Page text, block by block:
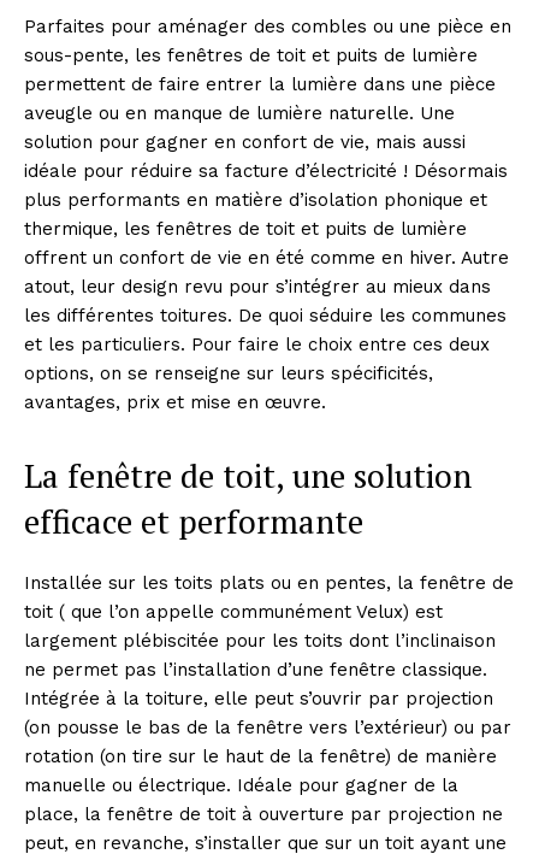
Parfaites pour aménager des combles ou une pièce en
sous-pente, les fenêtres de toit et puits de lumière
permettent de faire entrer la lumière dans une pièce
aveugle ou en manque de lumière naturelle. Une
solution pour gagner en confort de vie, mais aussi
idéale pour réduire sa facture d’électricité ! Désormais
plus performants en matière d’isolation phonique et
thermique, les fenêtres de toit et puits de lumière
offrent un confort de vie en été comme en hiver. Autre
atout, leur design revu pour s’intégrer au mieux dans
les différentes toitures. De quoi séduire les communes
et les particuliers. Pour faire le choix entre ces deux
options, on se renseigne sur leurs spécificités,
avantages, prix et mise en œuvre.
La fenêtre de toit, une solution
efficace et performante
Installée sur les toits plats ou en pentes, la fenêtre de
toit ( que l’on appelle communément Velux) est
largement plébiscitée pour les toits dont l’inclinaison
ne permet pas l’installation d’une fenêtre classique.
Intégrée à la toiture, elle peut s’ouvrir par projection
(on pousse le bas de la fenêtre vers l’extérieur) ou par
rotation (on tire sur le haut de la fenêtre) de manière
manuelle ou électrique. Idéale pour gagner de la
place, la fenêtre de toit à ouverture par projection ne
peut, en revanche, s’installer que sur un toit ayant une